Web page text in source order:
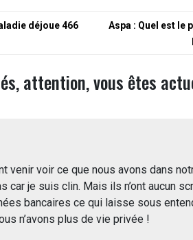
déjoue 466
Aspa : Quel est le
attention, vous êtes
venir voir ce que nous avons dans
car je suis clin. Mais ils n’ont aucun
bancaires ce qui laisse sous
n’avons plus de vie privée !